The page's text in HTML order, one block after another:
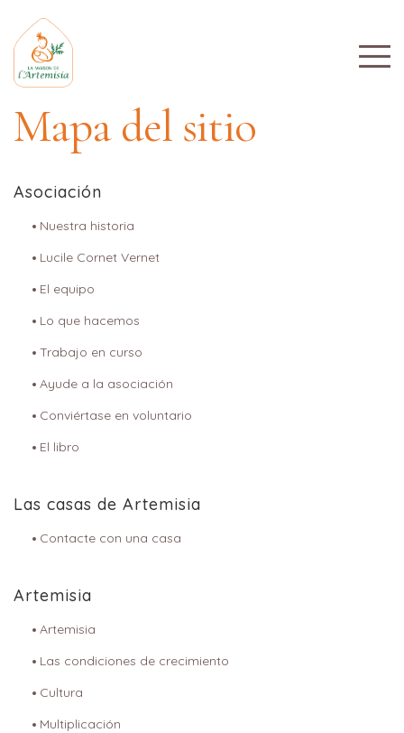
Mapa del sitio
Asociación
Nuestra historia
Lucile Cornet Vernet
El equipo
Lo que hacemos
Trabajo en curso
Ayude a la asociación
Conviértase en voluntario
El libro
Las casas de Artemisia
Contacte con una casa
Artemisia
Artemisia
Las condiciones de crecimiento
Cultura
Multiplicación